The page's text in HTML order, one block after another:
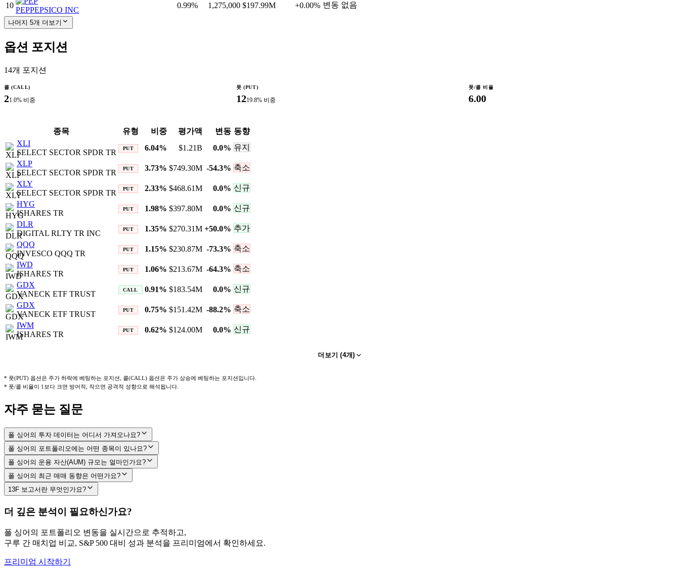
10
PEPPEPSICO INC
0.99% 1,275,000 $197.99M +0.00% 변동 없음
나머지 5개 더보기
옵션 포지션
14개 포지션
콜 (CALL)
21.0% 비중
풋 (PUT)
1219.8% 비중
풋/콜 비율
6.00
종목 유형 비중 평가액 변동 동향
XLI
SELECT SECTOR SPDR TR
PUT 6.04% $1.21B 0.0% 유지
XLP
SELECT SECTOR SPDR TR
PUT 3.73% $749.30M -54.3% 축소
XLY
SELECT SECTOR SPDR TR
PUT 2.33% $468.61M 0.0% 신규
HYG
ISHARES TR
PUT 1.98% $397.80M 0.0% 신규
DLR
DIGITAL RLTY TR INC
PUT 1.35% $270.31M +50.0% 추가
QQQ
INVESCO QQQ TR
PUT 1.15% $230.87M -73.3% 축소
IWD
ISHARES TR
PUT 1.06% $213.67M -64.3% 축소
GDX
VANECK ETF TRUST
CALL 0.91% $183.54M 0.0% 신규
GDX
VANECK ETF TRUST
PUT 0.75% $151.42M -88.2% 축소
IWM
ISHARES TR
PUT 0.62% $124.00M 0.0% 신규
더보기 (4개)
* 풋(PUT) 옵션은 주가 하락에 베팅하는 포지션, 콜(CALL) 옵션은 주가 상승에 베팅하는 포지션입니다.
* 풋/콜 비율이 1보다 크면 방어적, 작으면 공격적 성향으로 해석됩니다.
자주 묻는 질문
폴 싱어의 투자 데이터는 어디서 가져오나요?
폴 싱어의 포트폴리오에는 어떤 종목이 있나요?
폴 싱어의 운용 자산(AUM) 규모는 얼마인가요?
폴 싱어의 최근 매매 동향은 어떤가요?
13F 보고서란 무엇인가요?
더 깊은 분석이 필요하신가요?
폴 싱어 의 포트폴리오 변동을 실시간으로 추적하고,
구루 간 매치업 비교, S&P 500 대비 성과 분석을 프리미엄에서 확인하세요.
프리미엄 시작하기